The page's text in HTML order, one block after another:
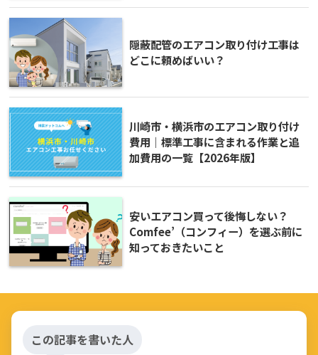
隠蔽配管のエアコン取り付け工事は
どこに頼めばいい？
川崎市・横浜市のエアコン取り付け
費用｜標準工事に含まれる作業と追
加費用の一覧【2026年版】
安いエアコン買って後悔しない？
Comfee’（コンフィー）を選ぶ前に
知っておきたいこと
この記事を書いた人